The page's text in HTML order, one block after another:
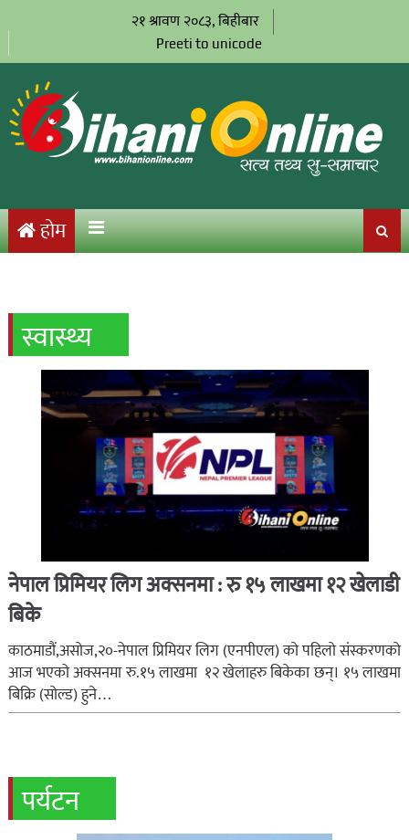
२१ श्रावण २०८३, बिहीबार
Preeti to unicode
होम
स्वास्थ्य
नेपाल प्रिमियर लिग अक्सनमा : रु १५ लाखमा १२ खेलाडी
बिके
काठमाडौं,असोज,२०-नेपाल प्रिमियर लिग (एनपीएल) को पहिलो संस्करणको
आज भएको अक्सनमा रु.१५ लाखमा १२ खेलाहरु बिकेका छन्। १५ लाखमा
बिक्रि (सोल्ड) हुने…
पर्यटन